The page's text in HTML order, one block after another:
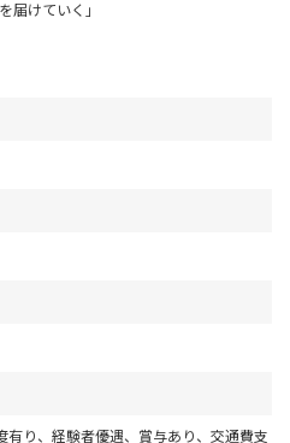
届けていく」
り、経験者優遇、賞与あり、交通費支